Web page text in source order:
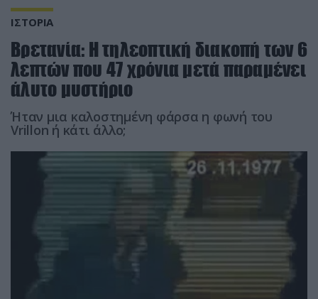
ΙΣΤΟΡΙΑ
Βρετανία: Η τηλεοπτική διακοπή των 6
λεπτών που 47 χρόνια μετά παραμένει
άλυτο μυστήριο
Ήταν μια καλοστημένη φάρσα η φωνή του
Vrillon ή κάτι άλλο;